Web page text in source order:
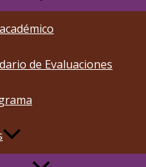
de Evaluaciones